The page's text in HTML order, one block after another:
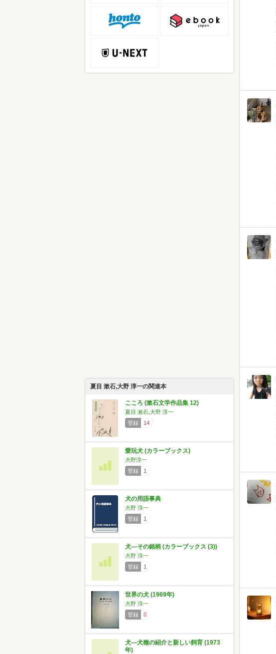
夏目 漱石,大野 淳一の関連本
こころ (漱石文学作品集 12)
夏目 漱石,大野 淳一
登録
14
愛玩犬 (カラーブックス)
大野淳一
登録
1
犬の用語事典
大野 淳一
登録
1
犬―その銘柄 (カラーブックス (3))
大野 淳一
登録
1
世界の犬 (1969年)
大野 淳一
登録
0
犬―犬種の紹介と新しい飼育 (1973
年)